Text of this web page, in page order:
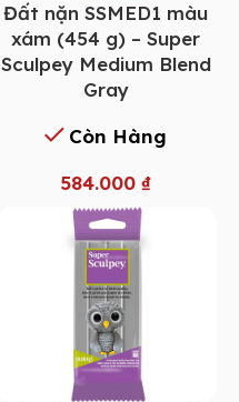
Đất nặn SSMED1 màu
xám (454 g) – Super
Sculpey Medium Blend
Gray
Còn Hàng
584.000₫